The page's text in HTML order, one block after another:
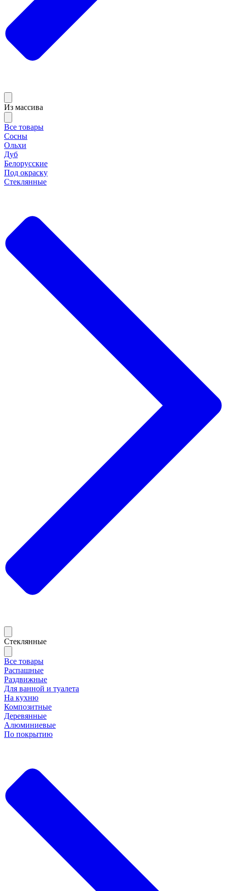
Из массива
Все товары
Сосны
Ольхи
Дуб
Белорусские
Под окраску
Стеклянные
Стеклянные
Все товары
Распашные
Раздвижные
Для ванной и туалета
На кухню
Композитные
Деревянные
Алюминиевые
По покрытию